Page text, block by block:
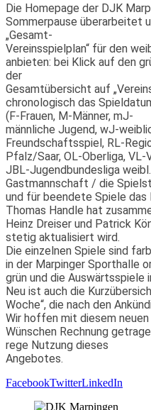
Die Homepage der DJK
Sommerpause überarbeitet
„Gesamt-
Vereinsspielplan“ für den
anbieten: bei Klick auf den
der
Gesamtübersicht auf
chronologisch das
(F-Frauen, M-Männer, mJ-
männliche Jugend, wJ-
Freundschaftsspiel, RL-
Pfalz/Saar, OL-Oberliga, VL-
JBL-Jugendbundesliga
Gastmannschaft / die
und für beendete Spiele das
Thomas Handle hat
Heinz Dreiser und Patrick
stetig aktualisiert wird.
Die einzelnen Spiele sind
in der Marpinger Sporthalle
grün und die Auswärtsspiele
Neu ist auch die
Woche“, die nach den
Wir hoffen mit diesem
Wünschen Rechnung
rege Nutzung dieses
Angebotes.
FacebookTwitterLinkedIn